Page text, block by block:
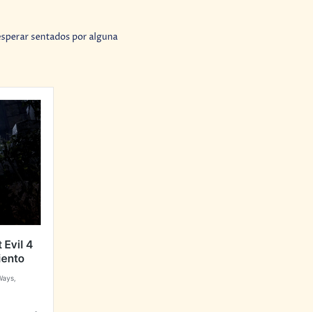
sentados por alguna